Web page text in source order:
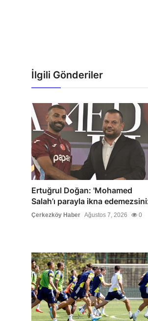
İlgili Gönderiler
Ertuğrul Doğan: 'Mohamed
Salah’ı parayla ikna
Çerkezköy Haber Ağustos 7, 2026 0